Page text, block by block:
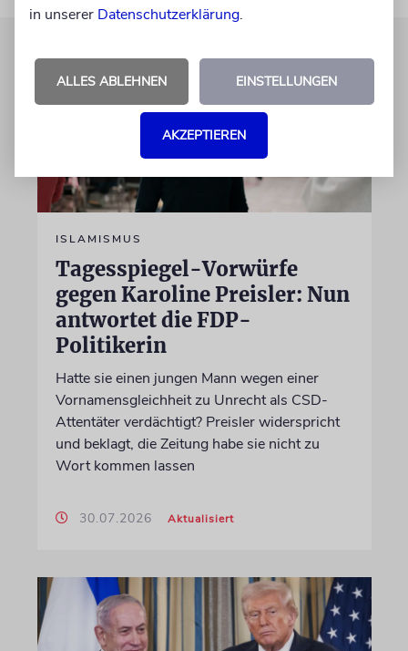
ISLAMISMUS
Tagesspiegel-Vorwürfe
gegen Karoline Preisler: Nun
antwortet die FDP-
Politikerin
Hatte sie einen jungen Mann wegen einer
Vornamensgleichheit zu Unrecht als CSD-
Attentäter verdächtigt? Preisler widerspricht
und beklagt, die Zeitung habe sie nicht zu
Wort kommen lassen
30.07.2026 Aktualisiert
in unserer Datenschutzerklärung.
ALLES ABLEHNEN EINSTELLUNGEN
AKZEPTIEREN